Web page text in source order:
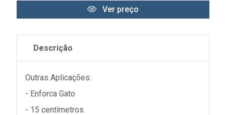
Ver preço
Descrição
Outras Aplicações:
- Enforca Gato
- 15 centímetros